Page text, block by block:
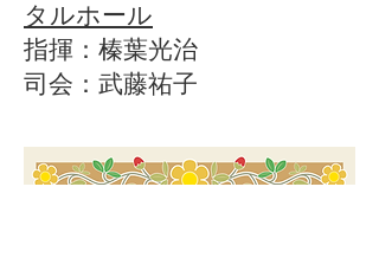
タルホール
指揮：榛葉光治
​司会：武藤祐子